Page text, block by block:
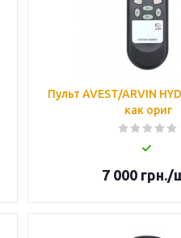
Пульт AVEST/ARVIN
как ориг
7 000грн./